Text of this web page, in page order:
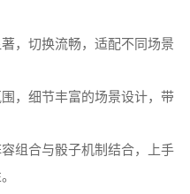
，切换流畅，适配不同场景
，细节丰富的场景设计，带
组合与骰子机制结合，上手